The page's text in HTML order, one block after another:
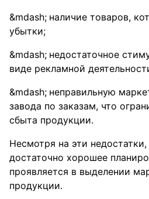
наличие товаров,
убытки;
недостаточное
виде рекламной
неправильную
завода по заказам, что
сбыта продукции.
Несмотря на эти
достаточно хорошее
проявляется в выделении
продукции.